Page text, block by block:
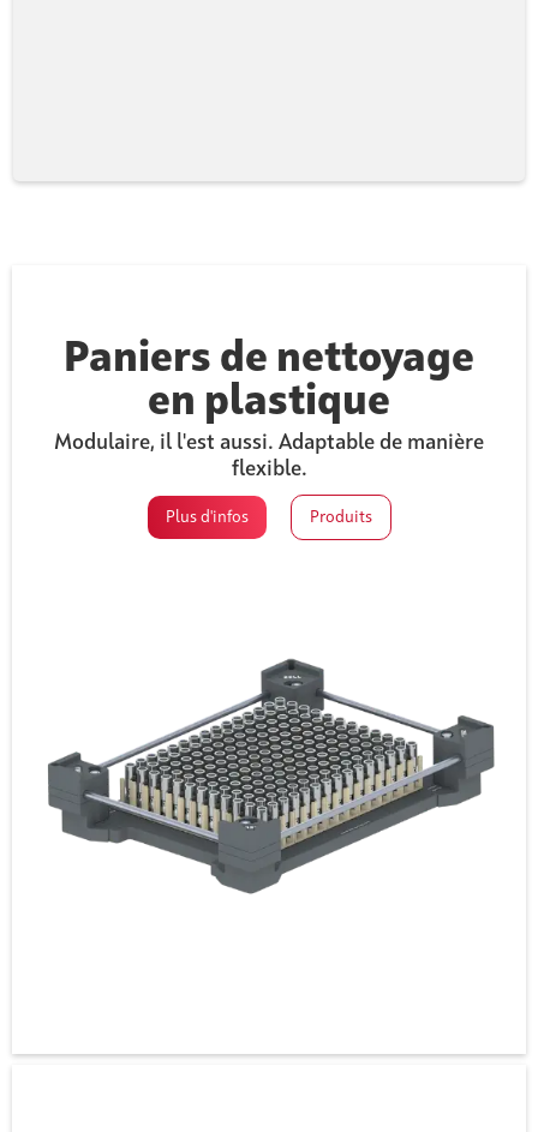
Paniers de nettoyage
en plastique
Modulaire, il l'est aussi. Adaptable de manière
flexible.
Plus d'infos Produits